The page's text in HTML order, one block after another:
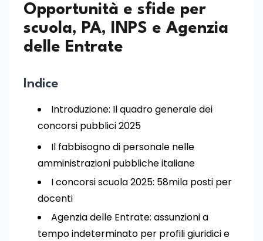
Opportunità e sfide per
scuola, PA, INPS e Agenzia
delle Entrate
Indice
Introduzione: Il quadro generale dei
concorsi pubblici 2025
Il fabbisogno di personale nelle
amministrazioni pubbliche italiane
I concorsi scuola 2025: 58mila posti per
docenti
Agenzia delle Entrate: assunzioni a
tempo indeterminato per profili giuridici e